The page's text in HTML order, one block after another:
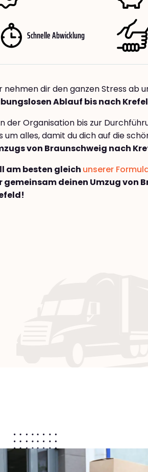
Schnelle Abwicklung
nehmen dir den ganzen Stress ab
Ablauf bis nach
der Organisation bis zur
um alles, damit du dich auf die
von Braunschweig nach
am besten gleich unserer
gemeinsam deinen Umzug von